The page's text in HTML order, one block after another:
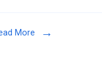
More